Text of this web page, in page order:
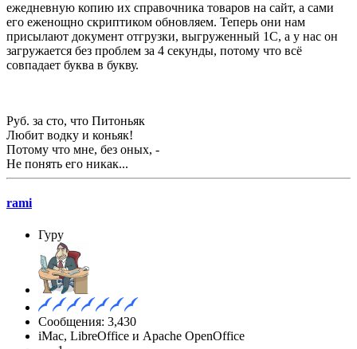
ежедневную копию их справочника товаров на сайт, а сами
его еженощно скриптиком обновляем. Теперь они нам
присылают документ отгрузки, выгруженный 1С, а у нас он
загружается без проблем за 4 секунды, потому что всё
совпадает буква в букву.
Руб. за сто, что Питоньяк
Любит водку и коньяк!
Потому что мне, без оных, -
Не понять его никак...
rami
Гуру
Сообщения: 3,430
iMac, LibreOffice и Apache OpenOffice